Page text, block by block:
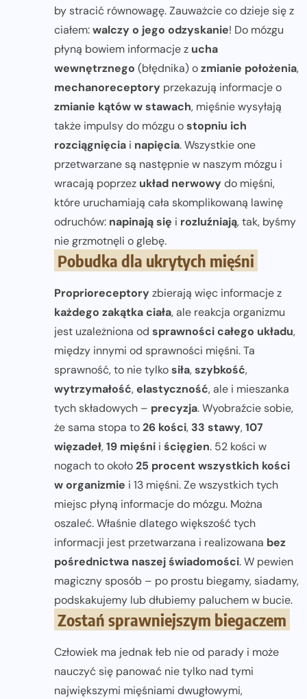
by stracić równowagę. Zauważcie co dzieje się z
ciałem:walczy o jego odzyskanie! Do mózgu
płyną bowiem informacje z ucha
wewnętrznego (błędnika) ozmianie położenia,
mechanoreceptory przekazują informacje o
zmianie kątów w stawach, mięśnie wysyłają
także impulsy do mózgu ostopniu ich
rozciągnięcia i napięcia. Wszystkie one
przetwarzane są następnie w naszym mózgu i
wracają poprzez układ nerwowy do mięśni,
które uruchamiają cała skomplikowaną lawinę
odruchów: napinają się i rozluźniają, tak, byśmy
nie grzmotnęli o glebę.
Pobudka dla ukrytych mięśni
Proprioreceptory zbierają więc informacje z
każdego zakątka ciała, ale reakcja organizmu
jest uzależniona od sprawności całego układu,
między innymi od sprawności mięśni. Ta
sprawność, to nie tylkosiła,szybkość,
wytrzymałość,elastyczność, ale i mieszanka
tych składowych – precyzja. Wyobraźcie sobie,
że sama stopa to26 kości, 33 stawy,107
więzadeł,19 mięśni i ścięgien. 52 kości w
nogach to około25 procent wszystkich kości
w organizmie i 13 mięśni. Ze wszystkich tych
miejsc płyną informacje do mózgu. Można
oszaleć. Właśnie dlatego większość tych
informacji jest przetwarzana i realizowana bez
pośrednictwa naszej świadomości. W pewien
magiczny sposób – po prostu biegamy, siadamy,
podskakujemy lub dłubiemy paluchem w bucie.
Zostań sprawniejszym biegaczem
Człowiek ma jednak łeb nie od parady i może
nauczyć się panować nie tylko nad tymi
największymi mięśniami dwugłowymi,